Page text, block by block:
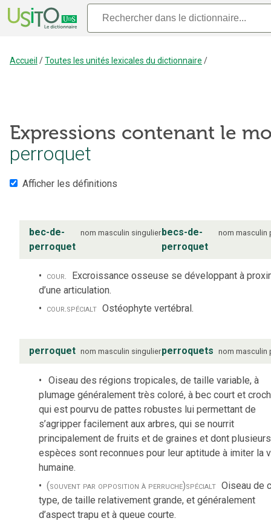
Accueil /Toutes les unités lexicales du dictionnaire /
Expressions contenant le
perroquet
Afficher les définitions
bec-de-
perroquet
nom masculin singulierbecs-de-
perroquet
nom masculin
cour. Excroissance osseuse se développant à
d’une articulation.
cour.spécialt Ostéophyte vertébral.
perroquet nom masculin singulierperroquets nom masculin
Oiseau des régions tropicales, de taille variable, à
plumage généralement très coloré, à bec court et
qui est pourvu de pattes robustes lui permettant de
s’agripper facilement aux arbres, qui se nourrit
principalement de fruits et de graines et dont plusieurs
espèces sont reconnues pour leur aptitude à imiter la
humaine.
(souvent par opposition à perruche)spécialt Oiseau de
type, de taille relativement grande, et généralement
d’aspect trapu et à queue courte.